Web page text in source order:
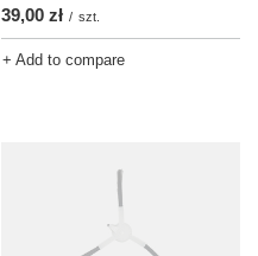
39,00 zł / szt.
+ Add to compare